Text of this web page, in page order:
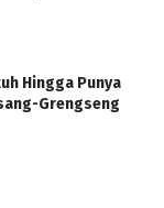
Hingga Punya
Grengseng